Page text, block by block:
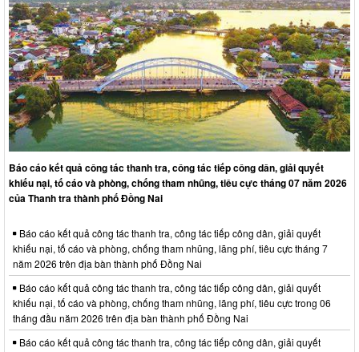
Báo cáo kết quả công tác thanh tra, công tác tiếp công dân, giải quyết
khiếu nại, tố cáo và phòng, chống tham nhũng, tiêu cực tháng 07 năm 2026
của Thanh tra thành phố Đồng Nai
Báo cáo kết quả công tác thanh tra, công tác tiếp công dân, giải quyết
khiếu nại, tố cáo và phòng, chống tham nhũng, lãng phí, tiêu cực tháng 7
năm 2026 trên địa bàn thành phố Đồng Nai
Báo cáo kết quả công tác thanh tra, công tác tiếp công dân, giải quyết
khiếu nại, tố cáo và phòng, chống tham nhũng, lãng phí, tiêu cực trong 06
tháng đầu năm 2026 trên địa bàn thành phố Đồng Nai
Báo cáo kết quả công tác thanh tra, công tác tiếp công dân, giải quyết